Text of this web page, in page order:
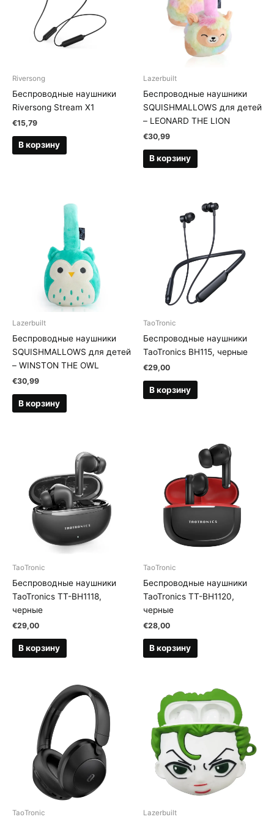
Riversong
Беспроводные наушники
Riversong Stream X1
€15,79
В корзину
Lazerbuilt
Беспроводные наушники
SQUISHMALLOWS для детей
– LEONARD THE LION
€30,99
В корзину
Lazerbuilt
Беспроводные наушники
SQUISHMALLOWS для детей
– WINSTON THE OWL
€30,99
В корзину
TaoTronic
Беспроводные наушники
TaoTronics BH115, черные
€29,00
В корзину
TaoTronic
Беспроводные наушники
TaoTronics TT-BH1118,
черные
€29,00
В корзину
TaoTronic
Беспроводные наушники
TaoTronics TT-BH1120,
черные
€28,00
В корзину
TaoTronic Lazerbuilt